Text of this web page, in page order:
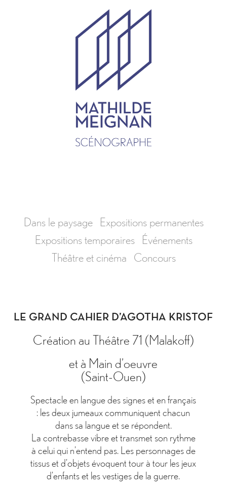
Dans le paysage
Expositions permanentes
Expositions temporaires
Événements
Théâtre et cinéma Concours
LE GRAND CAHIER D’AGOTHA KRISTOF
Création au Théâtre 71 (Malakoff)
et à Main d’oeuvre
(Saint-Ouen)
Spectacle en langue des signes et en français
: les deux jumeaux communiquent chacun
dans sa langue et se répondent.
La contrebasse vibre et transmet son rythme
à celui qui n’entend pas. Les personnages de
tissus et d’objets évoquent tour à tour les jeux
d’enfants et les vestiges de la guerre.